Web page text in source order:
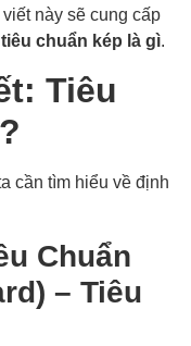
này sẽ cung cấp
tiêu chuẩn kép là gì.
Tiêu
cần tìm hiểu về định
Chuẩn
– Tiêu